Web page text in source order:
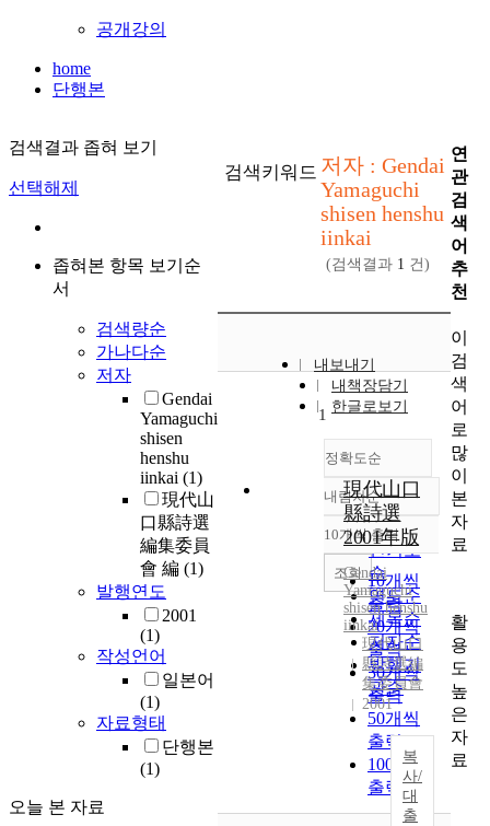
공개강의
home
단행본
검색결과 좁혀 보기
선택해제
좁혀본 항목 보기순
서
검색량순
가나다순
저자
Gendai
Yamaguchi
shisen
henshu
iinkai (1)
現代山
口縣詩選
編集委員
會 編 (1)
발행연도
2001
(1)
작성언어
일본어
(1)
자료형태
단행본
(1)
오늘 본 자료
검색키워드 저자 : Gendai
Yamaguchi
shisen henshu
iinkai
(검색결과 1 건)
내보내기
내책장담기
한글로보기
정확도순
정확도
순
인기도
순
연도순
제목순
저자순
발행기
관순
내림차순
내림차순
10개씩 출력
10개씩
출력
20개씩
출력
30개씩
출력
50개씩
출력
100개씩
출력
조회
1
現代山口
縣詩選
2001年版
Gendai
Yamaguchi
shisen henshu
iinkai
現代山口
縣詩選編
集委員會
2001
복
사/
대
출
연
관
검
색
어
추
천
이
검
색
어
로
많
이
본
자
료
활
용
도
높
은
자
료